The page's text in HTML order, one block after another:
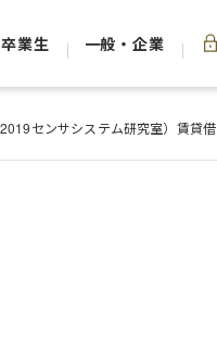
卒業生 一般・企業
センサシステム研究室）賃貸借